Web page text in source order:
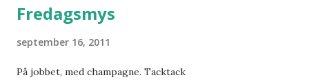
Fredagsmys
september 16, 2011
På jobbet, med champagne. Tacktack